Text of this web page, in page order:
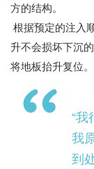
方的结构。
根据预定的注入
升不会损坏下沉
将地板抬升复位。
“我
我
到